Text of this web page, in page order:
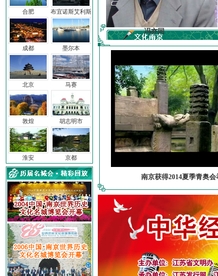
合肥
成都
北京
敦煌
淮安
布宜诺斯艾利斯
墨尔本
马赛
胡志明市
京都
前子 冯亦同
南京获得2014夏季青奥会